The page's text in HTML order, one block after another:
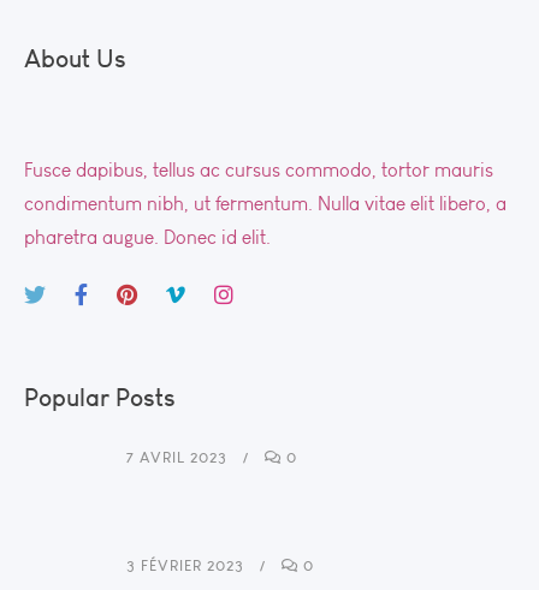
About Us
Fusce dapibus, tellus ac cursus commodo, tortor mauris
condimentum nibh, ut fermentum. Nulla vitae elit libero, a
pharetra augue. Donec id elit.
Popular Posts
7 AVRIL 2023 0
3 FÉVRIER 2023 0